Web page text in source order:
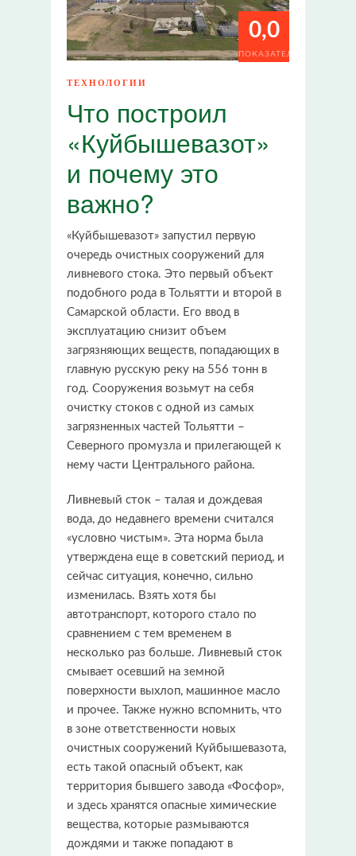
0,0
ПОКАЗАТЕЛИ
ТЕХНОЛОГИИ
Что построил
«Куйбышевазот»
и почему это
важно?
«Куйбышевазот» запустил первую
очередь очистных сооружений для
ливневого стока. Это первый объект
подобного рода в Тольятти и второй в
Самарской области. Его ввод в
эксплуатацию снизит объем
загрязняющих веществ, попадающих в
главную русскую реку на 556 тонн в
год. Сооружения возьмут на себя
очистку стоков с одной из самых
загрязненных частей Тольятти –
Северного промузла и прилегающей к
нему части Центрального района.
Ливневый сток – талая и дождевая
вода, до недавнего времени считался
«условно чистым». Эта норма была
утверждена еще в советский период, и
сейчас ситуация, конечно, сильно
изменилась. Взять хотя бы
автотранспорт, которого стало по
сравнением с тем временем в
несколько раз больше. Ливневый сток
смывает осевший на земной
поверхности выхлоп, машинное масло
и прочее. Также нужно вспомнить, что
в зоне ответственности новых
очистных сооружений Куйбышевазота,
есть такой опасный объект, как
территория бывшего завода «Фосфор»,
и здесь хранятся опасные химические
вещества, которые размываются
дождями и также попадают в